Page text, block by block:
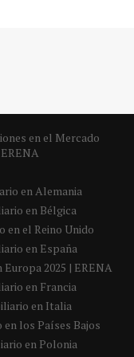
en el Mercado
en Alemania
en Bélgica
el Reino Unido
en España
2025 | ERENA
en Francia
en Italia
los Países Bajos
en Polonia